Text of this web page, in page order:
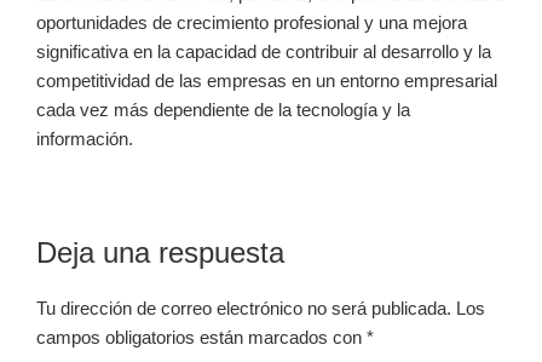
oportunidades de crecimiento profesional y una mejora
significativa en la capacidad de contribuir‍ al desarrollo y la
competitividad de las empresas en un entorno empresarial‌
cada vez más dependiente de la ⁣tecnología y ⁣la
información.
Interacciones
con
los
Deja una respuesta
Tu dirección de correo electrónico no será publicada. Los
campos obligatorios están marcados con *